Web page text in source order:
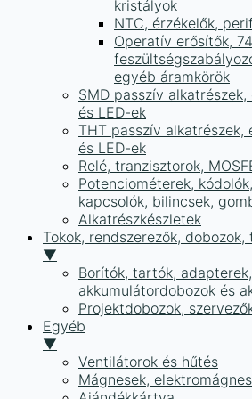
kristályok
NTC, érzékelők,
Operatív erősítők,
egyéb áramkörök
SMD passzív
és LED-ek
THT passzív
és LED-ek
Relé, tranzisztorok,
Potenciométerek,
kapcsolók, bilincsek,
Alkatrészkészletek
Tokok, rendszerezők,
▼
Borítók, tartók, adapterek,
akkumulátordobozok és
Projektdobozok,
Egyéb
▼
Ventilátorok és hűtés
Mágnesek,